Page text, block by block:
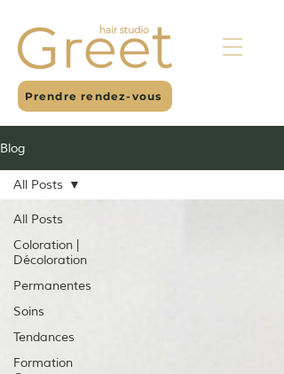
Prendre rendez-vous
Blog
All Posts
Coloration |
Décoloration
Permanentes
Soins
Tendances
Formation
All Posts